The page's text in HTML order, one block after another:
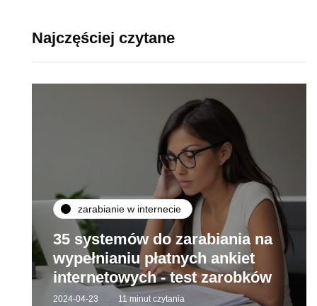
Najczęściej czytane
zarabianie w internecie
35 systemów do zarabiania na
wypełnianiu płatnych ankiet
internetowych - test zarobków
2024-04-23 11 minut czytania